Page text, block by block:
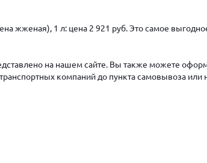
жженая), 1 л: цена 2 921 руб. Это самое
на нашем сайте. Вы также можете
компаний до пункта самовывоза или